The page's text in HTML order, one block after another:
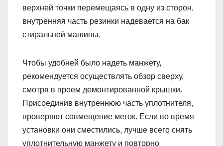
верхней точки перемещаясь в одну из сторон,
внутренняя часть резинки надевается на бак
стиральной машины.
Чтобы удобней было надеть манжету,
рекомендуется осуществлять обзор сверху,
смотря в проем демонтированной крышки.
Присоединив внутреннюю часть уплотнителя,
проверяют совмещение меток. Если во время
установки они сместились, лучше всего снять
уплотнительную манжету и повторно